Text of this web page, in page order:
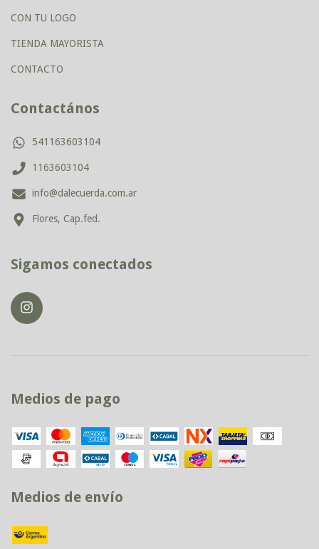
CON TU LOGO
TIENDA MAYORISTA
CONTACTO
Contactános
541163603104
1163603104
info@dalecuerda.com.ar
Flores, Cap.fed.
Sigamos conectados
Medios de pago
Medios de envío